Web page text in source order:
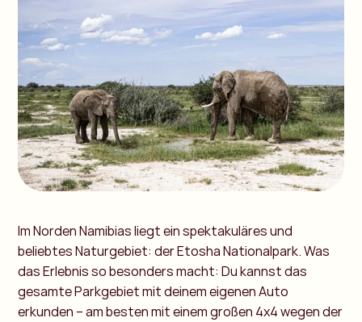
Im Norden Namibias liegt ein spektakuläres und
beliebtes Naturgebiet: der Etosha Nationalpark. Was
das Erlebnis so besonders macht: Du kannst das
gesamte Parkgebiet mit deinem eigenen Auto
erkunden – am besten mit einem großen 4x4 wegen der